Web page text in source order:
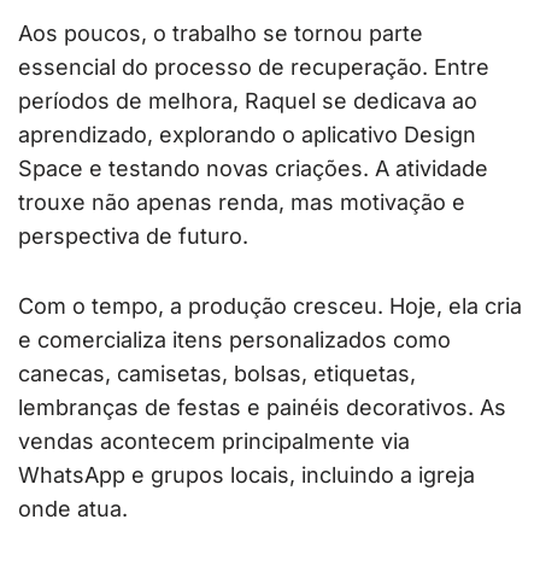
Aos poucos, o trabalho se tornou parte
essencial do processo de recuperação. Entre
períodos de melhora, Raquel se dedicava ao
aprendizado, explorando o aplicativo Design
Space e testando novas criações. A atividade
trouxe não apenas renda, mas motivação e
perspectiva de futuro.
Com o tempo, a produção cresceu. Hoje, ela cria
e comercializa itens personalizados como
canecas, camisetas, bolsas, etiquetas,
lembranças de festas e painéis decorativos. As
vendas acontecem principalmente via
WhatsApp e grupos locais, incluindo a igreja
onde atua.